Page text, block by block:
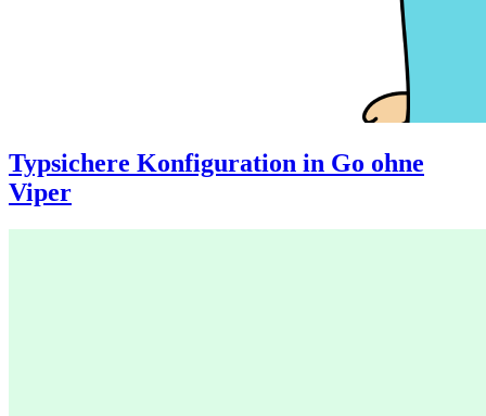
Typsichere Konfiguration in Go ohne
Viper